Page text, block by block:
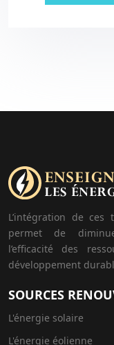
L’intégration de ces
permet de
l’efficacité des
développement
SOURCES
L'énergie solaire
L'énergie éolienne